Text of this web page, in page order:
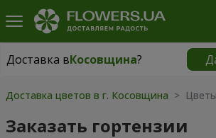
Доставка вКосовщина?
Доставка вКосовщина|
Доставка цветов в г. Косовщина >
Заказать гортензии